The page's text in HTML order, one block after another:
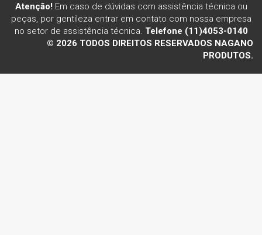
Atenção! Em caso de dúvidas com assistência técnica ou
peças, por gentileza entrar em contato com nossa empresa
no setor de assistência técnica. Telefone (11)4053-0140
© 2026 TODOS DIREITOS RESERVADOS NAGANO
PRODUTOS.